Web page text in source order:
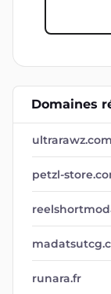
Domaines
ultrarawz.com
petzl-
runara.fr